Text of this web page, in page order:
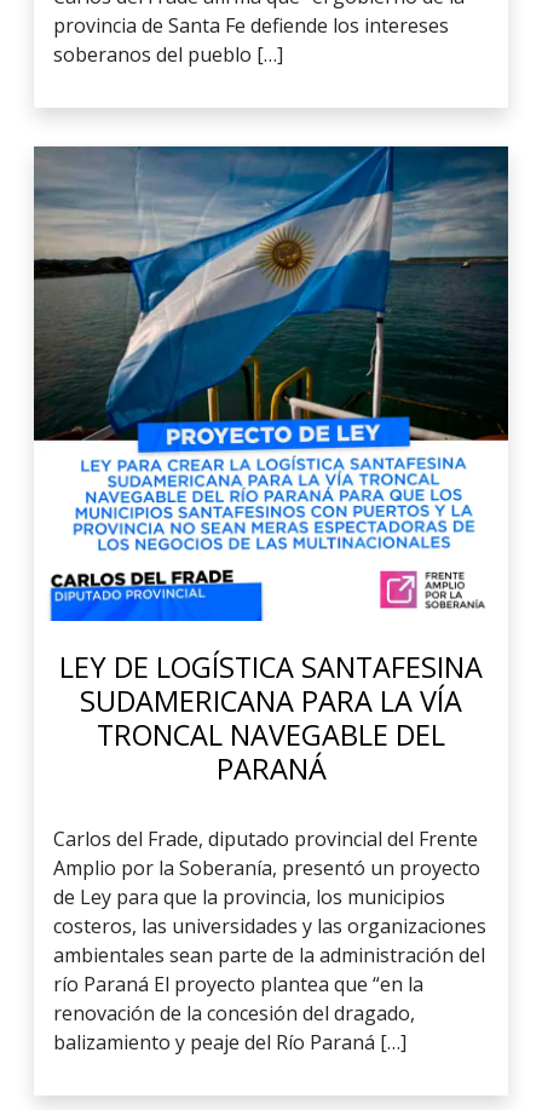
provincia de Santa Fe defiende los intereses
soberanos del pueblo […]
LEY DE LOGÍSTICA SANTAFESINA
SUDAMERICANA PARA LA VÍA
TRONCAL NAVEGABLE DEL
PARANÁ
Carlos del Frade, diputado provincial del Frente
Amplio por la Soberanía, presentó un proyecto
de Ley para que la provincia, los municipios
costeros, las universidades y las organizaciones
ambientales sean parte de la administración del
río Paraná El proyecto plantea que “en la
renovación de la concesión del dragado,
balizamiento y peaje del Río Paraná […]